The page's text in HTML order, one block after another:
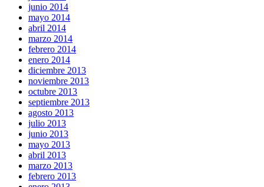
junio 2014
mayo 2014
abril 2014
marzo 2014
febrero 2014
enero 2014
diciembre 2013
noviembre 2013
octubre 2013
septiembre 2013
agosto 2013
julio 2013
junio 2013
mayo 2013
abril 2013
marzo 2013
febrero 2013